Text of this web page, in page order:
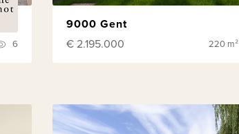
6
9000 Gent
€ 2.195.000
220 m²